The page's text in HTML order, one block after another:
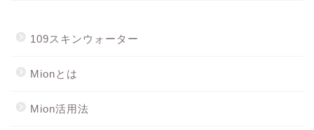
109スキンウォーター
Mionとは
Mion活用法